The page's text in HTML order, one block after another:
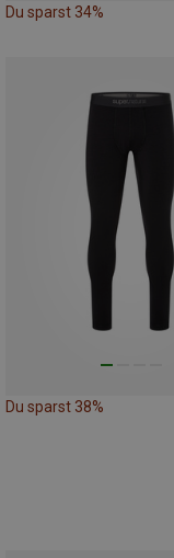
Du sparst 34%
Du sparst 38%